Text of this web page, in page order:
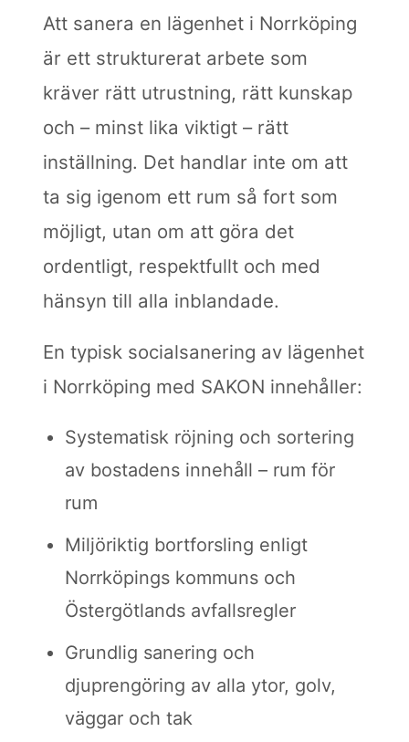
Att sanera en lägenhet i Norrköping
är ett strukturerat arbete som
kräver rätt utrustning, rätt kunskap
och – minst lika viktigt – rätt
inställning. Det handlar inte om att
ta sig igenom ett rum så fort som
möjligt, utan om att göra det
ordentligt, respektfullt och med
hänsyn till alla inblandade.
En typisk socialsanering av lägenhet
i Norrköping med SAKON innehåller:
Systematisk röjning och sortering
av bostadens innehåll – rum för
rum
Miljöriktig bortforsling enligt
Norrköpings kommuns och
Östergötlands avfallsregler
Grundlig sanering och
djuprengöring av alla ytor, golv,
väggar och tak